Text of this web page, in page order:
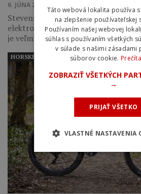
6. JÚNA 2017 21:13
Stevens je známym nemeckým
elektrobicklov so sídlom v
je veľmi nadštandardná vo
HORSKÉ BICYKLE
Táto webová lokalita používa
na zlepšenie používateľskej
Používaním našej webovej
súhlas s používaním všetkých
v súlade s našimi zásadami
súborov cookie.
ZOBRAZIŤ VŠETKÝCH
→
PRIJAŤ VŠETKO
VLASTNÉ NASTAVENIA